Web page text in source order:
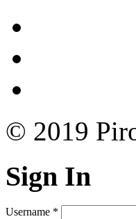
© 2019
Sign In
Username *